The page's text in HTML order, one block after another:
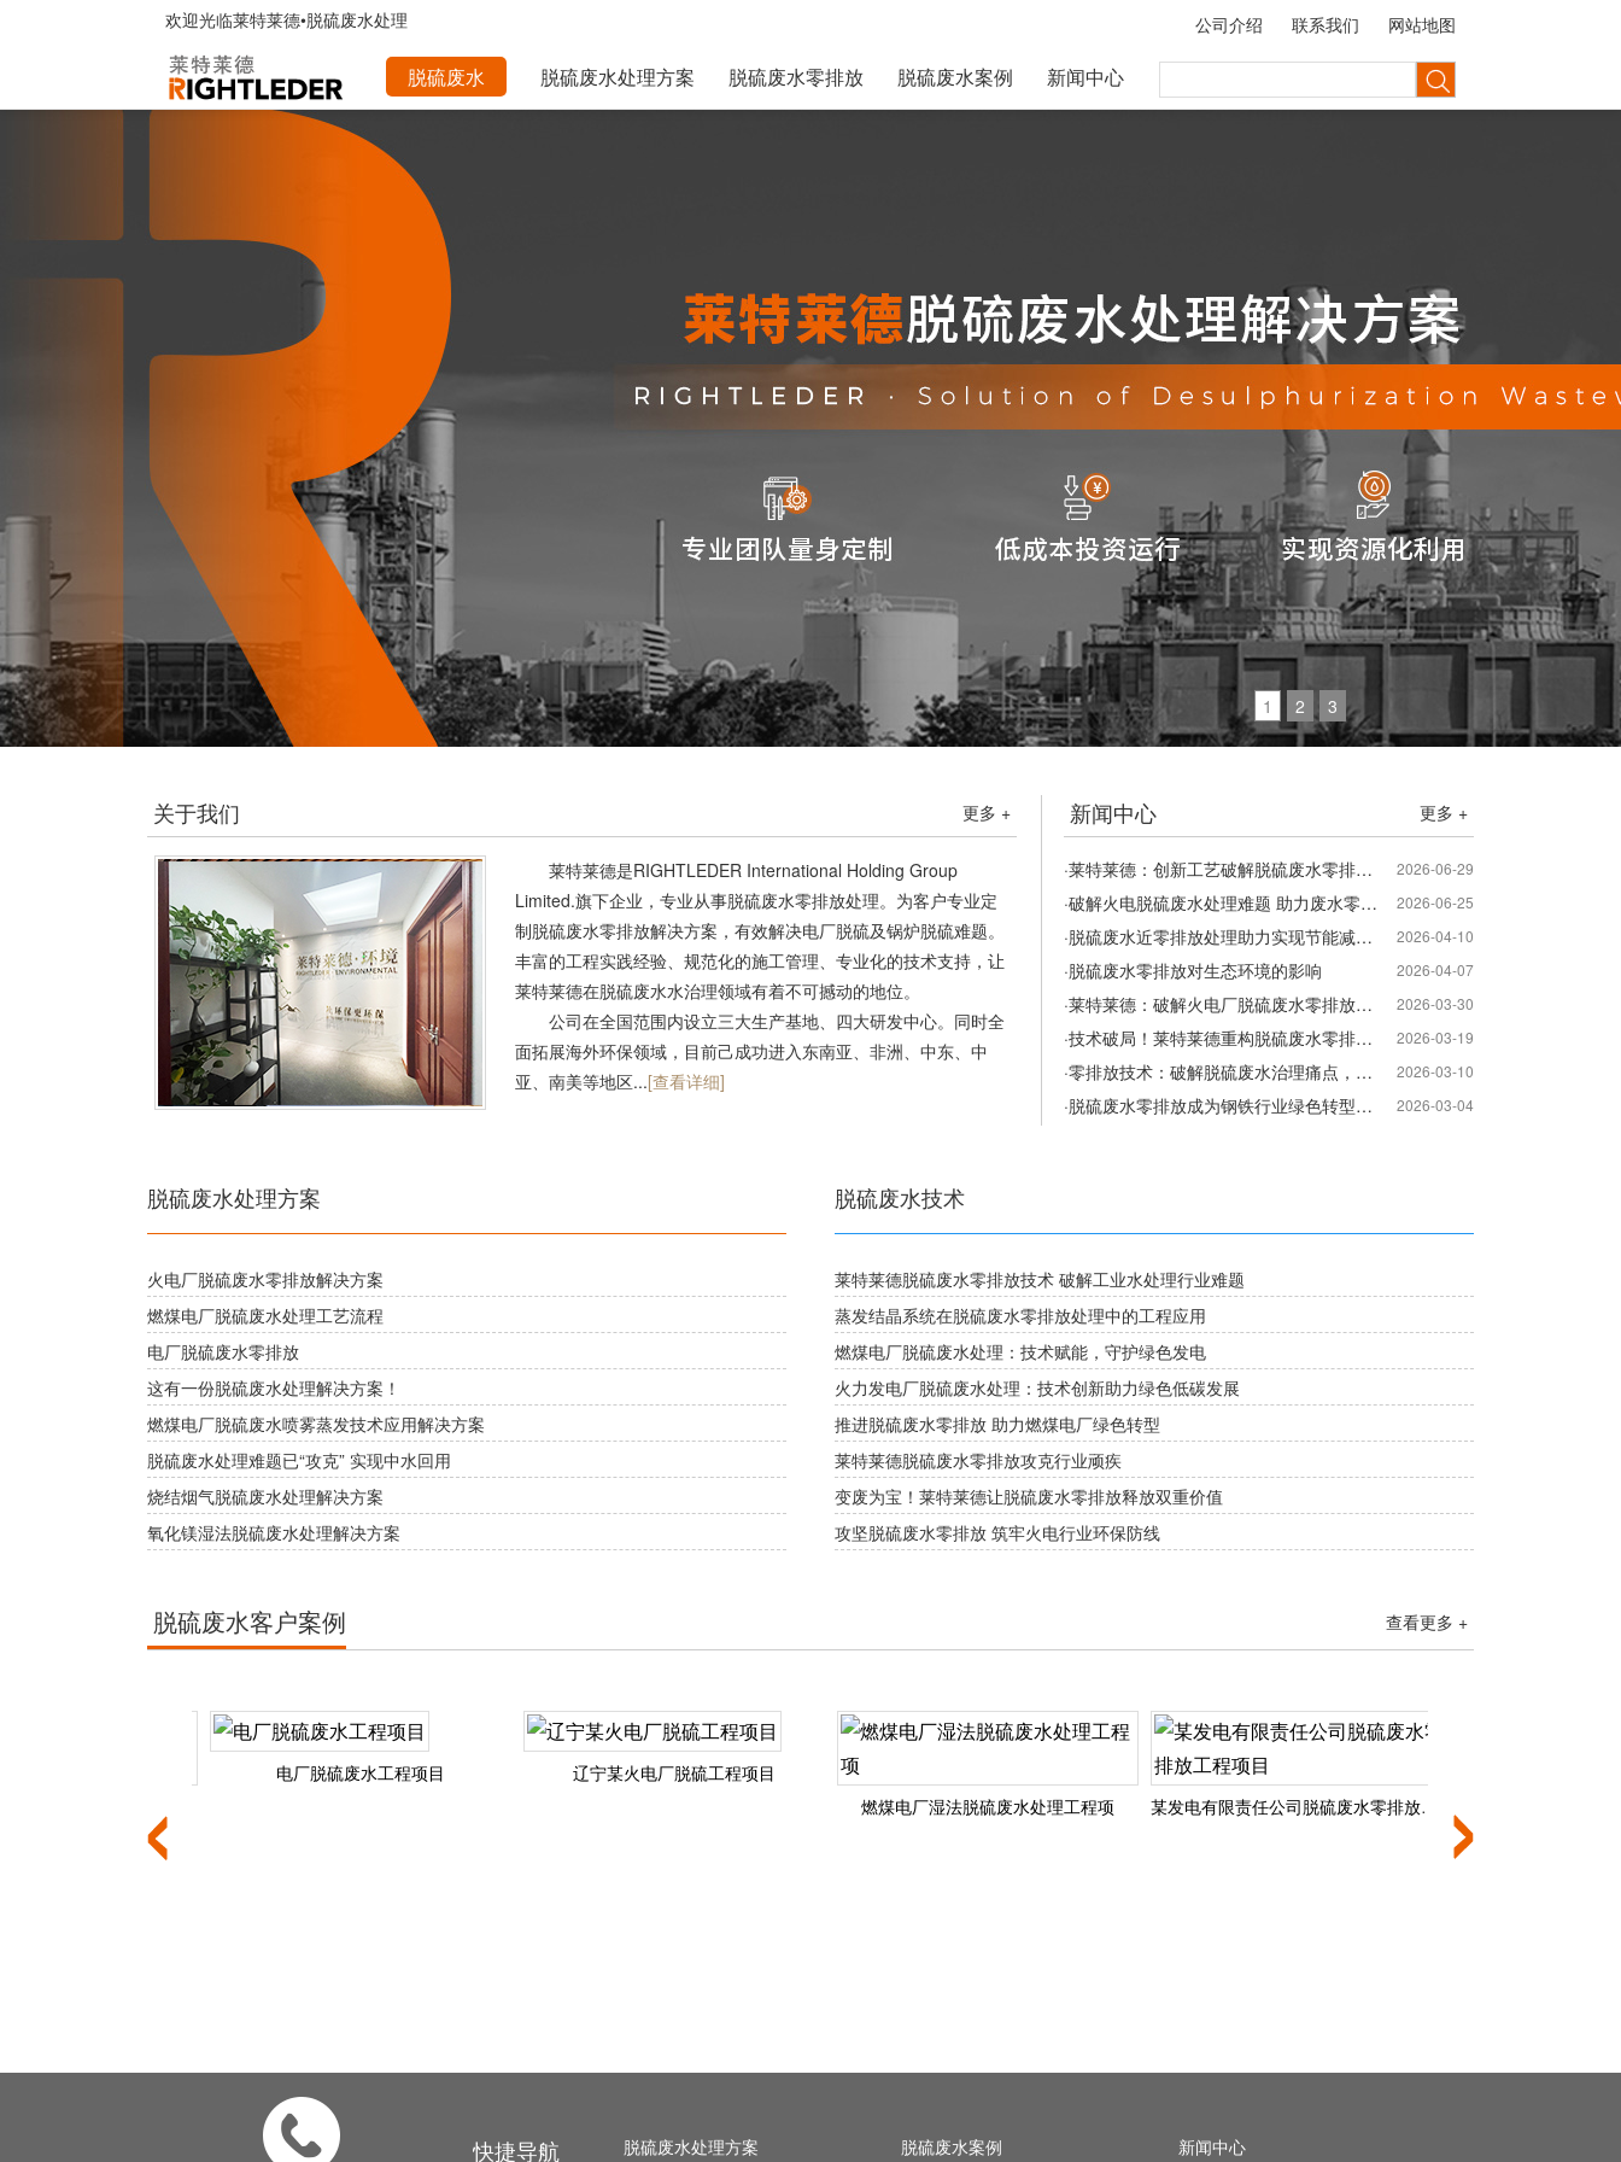
欢迎光临莱特莱德•脱硫废水处理 公司介绍 联系我们 网站地图
脱硫废水 脱硫废水处理方案 脱硫废水零排放 脱硫废水案例 新闻中心
1 2 3
关于我们 更多 +
莱特莱德是RIGHTLEDER International Holding Group
Limited.旗下企业，专业从事脱硫废水零排放处理。为客户专业定
制脱硫废水零排放解决方案，有效解决电厂脱硫及锅炉脱硫难题。
丰富的工程实践经验、规范化的施工管理、专业化的技术支持，让
莱特莱德在脱硫废水水治理领域有着不可撼动的地位。
公司在全国范围内设立三大生产基地、四大研发中心。同时全
面拓展海外环保领域，目前己成功进入东南亚、非洲、中东、中
亚、南美等地区...[查看详细]
新闻中心 更多 +
· 莱特莱德：创新工艺破解脱硫废水零排放处理难题 2026-06-29
· 破解火电脱硫废水处理难题 助力废水零排放落地 2026-06-25
· 脱硫废水近零排放处理助力实现节能减排环保目标 2026-04-10
·脱硫废水零排放对生态环境的影响 2026-04-07
· 莱特莱德：破解火电厂脱硫废水零排放难题，赋能绿色电力转型 2026-03-30
· 技术破局！莱特莱德重构脱硫废水零排放治理新模式 2026-03-19
· 零排放技术：破解脱硫废水治理痛点，赋能电力钢铁绿色转型 2026-03-10
· 脱硫废水零排放成为钢铁行业绿色转型的关键点 2026-03-04
脱硫废水处理方案
火电厂脱硫废水零排放解决方案
燃煤电厂脱硫废水处理工艺流程
电厂脱硫废水零排放
这有一份脱硫废水处理解决方案！
燃煤电厂脱硫废水喷雾蒸发技术应用解决方案
脱硫废水处理难题已“攻克” 实现中水回用
烧结烟气脱硫废水处理解决方案
氧化镁湿法脱硫废水处理解决方案
脱硫废水技术
莱特莱德脱硫废水零排放技术 破解工业水处理行业难题
蒸发结晶系统在脱硫废水零排放处理中的工程应用
燃煤电厂脱硫废水处理：技术赋能，守护绿色发电
火力发电厂脱硫废水处理：技术创新助力绿色低碳发展
推进脱硫废水零排放 助力燃煤电厂绿色转型
莱特莱德脱硫废水零排放攻克行业顽疾
变废为宝！莱特莱德让脱硫废水零排放释放双重价值
攻坚脱硫废水零排放 筑牢火电行业环保防线
脱硫废水客户案例 查看更多 +
电厂脱硫废水工程项目
辽宁某火电厂脱硫工程项目
燃煤电厂湿法脱硫废水处理工程项
某发电有限责任公司脱硫废水零排放工程项目
快捷导航 脱硫废水处理方案 脱硫废水案例
新闻中心